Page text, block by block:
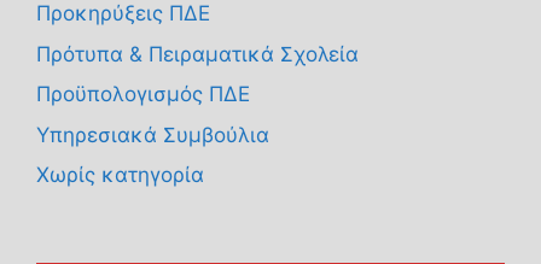
Προκηρύξεις ΠΔΕ
Πρότυπα & Πειραματικά Σχολεία
Προϋπολογισμός ΠΔΕ
Υπηρεσιακά Συμβούλια
Χωρίς κατηγορία